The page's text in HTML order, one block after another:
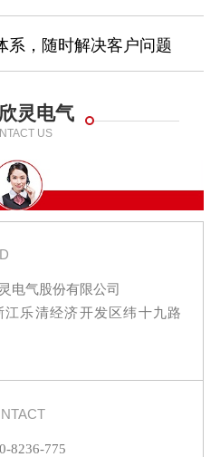
系，随时解决客户问题
灵电气
US
电气股份有限公司
江乐清经济开发区纬十九路
8236-775